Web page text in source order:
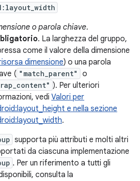
o parola chiave.
. La larghezza del gruppo,
come il valore della dimensione
dimensione) o una parola
( "match_parent" o
). Per ulteriori
vedi Valori per
e nella sezione
.
supporta più attributi e molti altri
da ciascuna implementazione
. Per un riferimento a tutti gli
consulta la